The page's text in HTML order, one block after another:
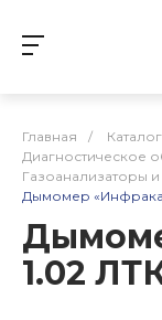
Главная /
Диагностическое
Газоанализаторы
Дымомер
1.02